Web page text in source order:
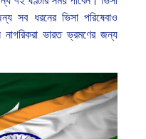
সব ধরনের ভিসা পরিষেবাও
নাগরিকরা ভারত ভ্রমণের জন্য